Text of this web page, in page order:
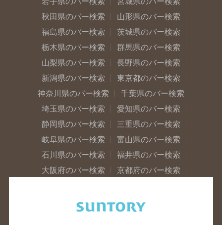
秋田県のバー検索
山形県のバー検索
福島県のバー検索
茨城県のバー検索
栃木県のバー検索
群馬県のバー検索
山梨県のバー検索
長野県のバー検索
新潟県のバー検索
東京都のバー検索
神奈川県のバー検索
千葉県のバー検索
埼玉県のバー検索
愛知県のバー検索
静岡県のバー検索
三重県のバー検索
岐阜県のバー検索
富山県のバー検索
石川県のバー検索
福井県のバー検索
大阪府のバー検索
京都府のバー検索
滋賀県のバー検索
和歌山県のバー検索